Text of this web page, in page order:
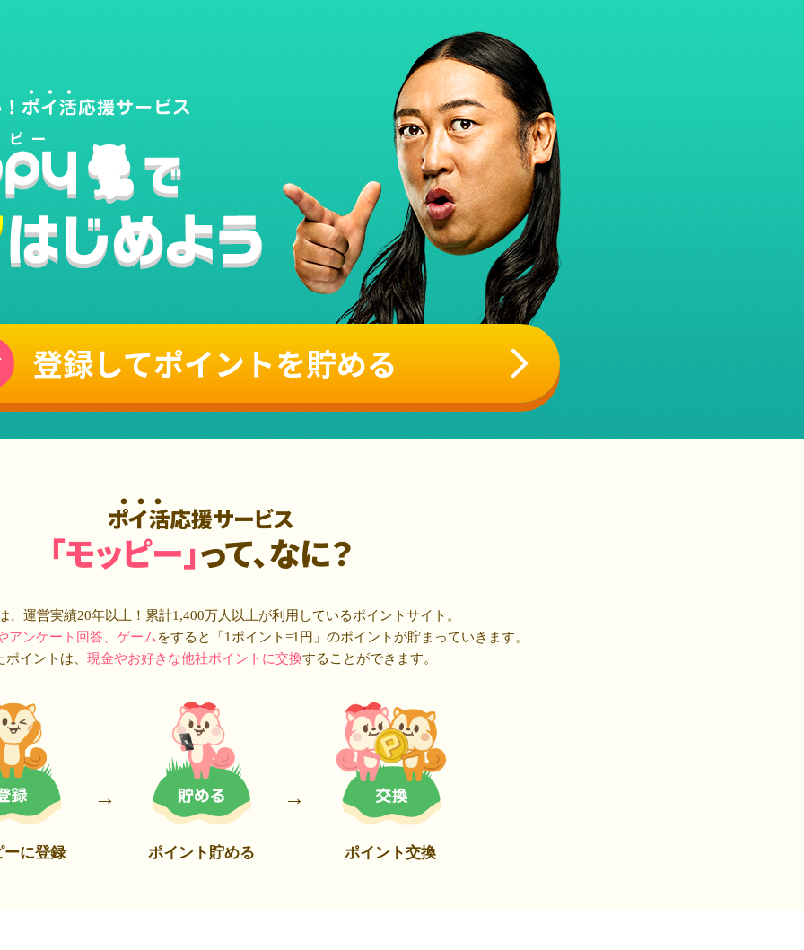
登録してポイントを貯める
ポイ活応援サービス
「モッピー」って、なに？
、運営実績20年以上！累計1,400万人 以上が利用しているポイントサイト。
アンケート回答、ゲーム をすると「1ポイント=1円」のポイントが貯まっていきます。
ポイントは、 現金やお好きな他社ポイントに交換することができます。
ーに登録 ポイント貯める ポイント交換